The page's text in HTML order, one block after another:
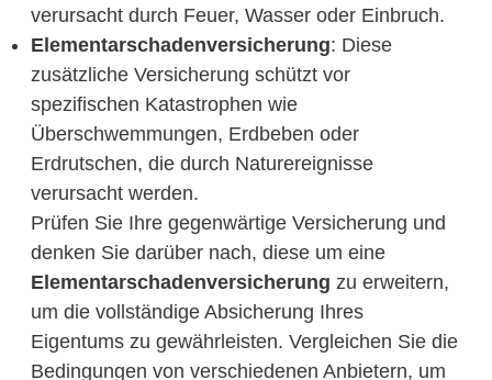
verursacht durch Feuer, Wasser oder Einbruch.
Elementarschadenversicherung: Diese
zusätzliche Versicherung schützt vor
spezifischen Katastrophen wie
Überschwemmungen, Erdbeben oder
Erdrutschen, die durch Naturereignisse
verursacht werden.
Prüfen Sie Ihre gegenwärtige Versicherung und
denken Sie darüber nach, diese um eine
Elementarschadenversicherung zu erweitern,
um die vollständige Absicherung Ihres
Eigentums zu gewährleisten. Vergleichen Sie die
Bedingungen von verschiedenen Anbietern, um